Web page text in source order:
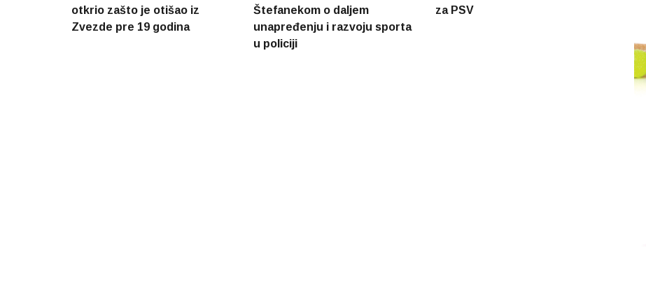
otkrio zašto je otišao iz
Zvezde pre 19 godina
Štefanekom o daljem
unapređenju i razvoju sporta
u policiji
za PSV